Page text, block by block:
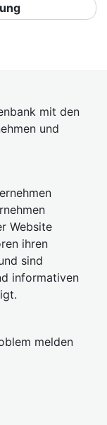
mit den
und
Website
ihren
sind
informativen
melden